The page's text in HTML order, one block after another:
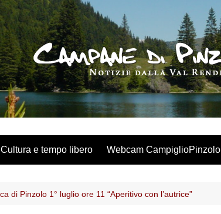
Cultura e tempo libero Webcam CampiglioPinzolo
di Pinzolo 1° luglio ore 11 “Aperitivo con l’autrice”